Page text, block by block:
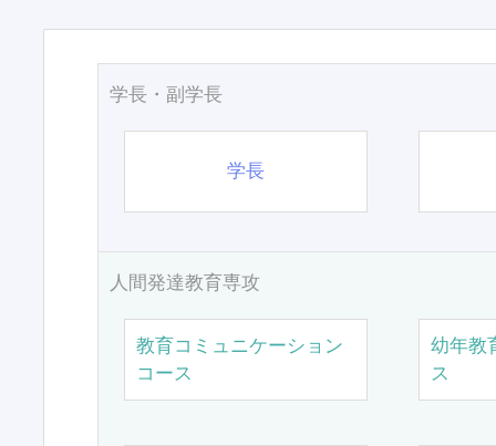
学長・副学長
学長
人間発達教育専攻
教育コミュニケーション
コース
幼年教
ス